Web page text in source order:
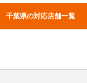
千葉県の対応店舗一覧